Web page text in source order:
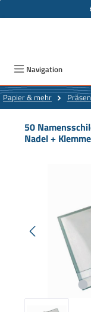
Navigation
Papier & mehr
50
Nadel +